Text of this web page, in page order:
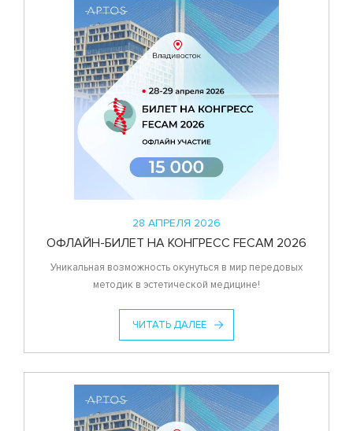
28 АПРЕЛЯ 2026
ОФЛАЙН-БИЛЕТ НА КОНГРЕСС FECAM 2026
Уникальная возможность окунуться в мир передовых
методик в эстетической медицине!
ЧИТАТЬ ДАЛЕЕ